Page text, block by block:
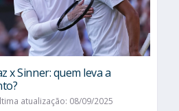
x Sinner: quem leva a
atualização: 08/09/2025